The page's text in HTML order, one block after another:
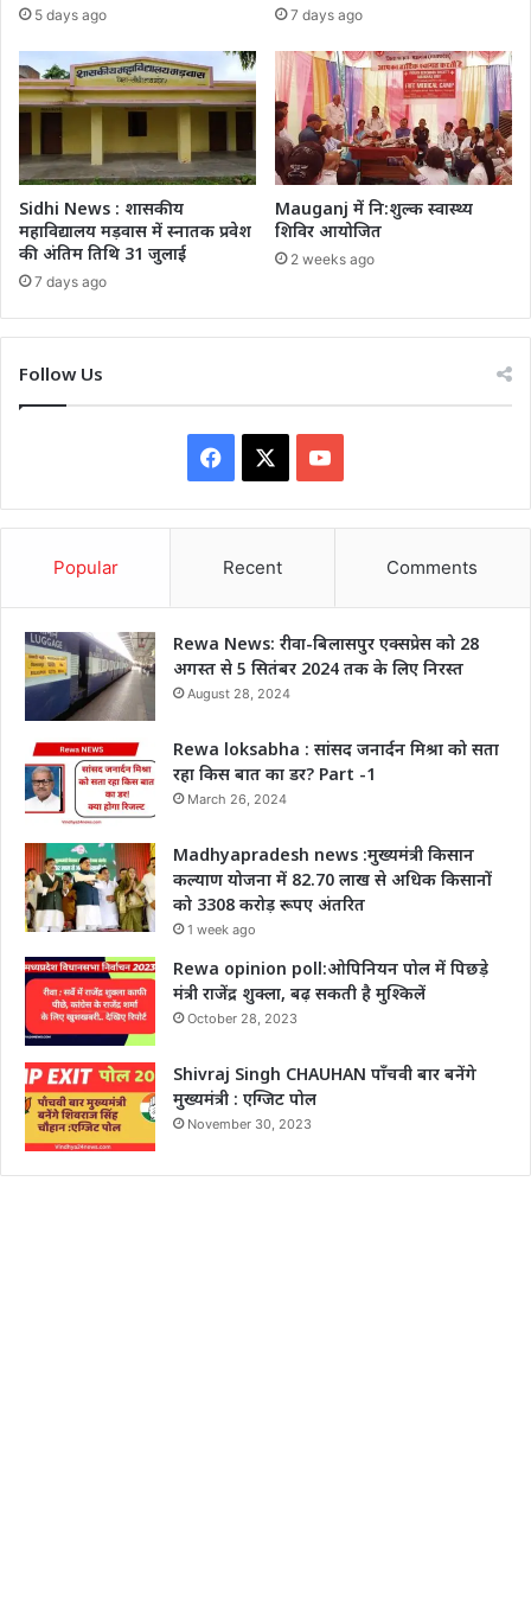
5 days ago 7 days ago
Sidhi News : शासकीय
महाविद्यालय मड़वास में स्नातक प्रवेश
की अंतिम तिथि 31 जुलाई
7 days ago
Mauganj में नि:शुल्क स्वास्थ्य
शिविर आयोजित
2 weeks ago
Follow Us
Facebook YouTube
Popular Recent Comments
Rewa News: रीवा-बिलासपुर एक्सप्रेस को 28
अगस्त से 5 सितंबर 2024 तक के लिए निरस्त
August 28, 2024
Rewa loksabha : सांसद जनार्दन मिश्रा को सता
रहा किस बात का डर? Part -1
March 26, 2024
Madhyapradesh news :मुख्यमंत्री किसान
कल्याण योजना में 82.70 लाख से अधिक किसानों
को 3308 करोड़ रूपए अंतरित
1 week ago
Rewa opinion poll:ओपिनियन पोल में पिछड़े
मंत्री राजेंद्र शुक्ला, बढ़ सकती है मुश्किलें
October 28, 2023
Shivraj Singh CHAUHAN पाँचवी बार बनेंगे
मुख्यमंत्री : एग्जिट पोल
November 30, 2023